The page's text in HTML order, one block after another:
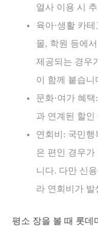
열사 이용 시
육아·생활 카
몰, 학원 등에
제공되는 경우
이 함께 붙습니
문화·여가 혜
과 연계된 할
연회비: 국민행
은 편인 경우
니다. 다만 신
라 연회비가 발
평소 장을 볼 때 롯데